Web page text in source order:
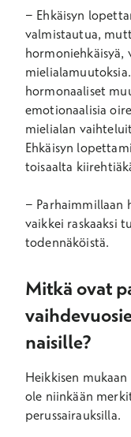
− Ehkäisyn
valmistautua,
hormoniehkäisyä,
hormonaaliset
emotionaalisia
mielialan
Ehkäisyn
toisaalta
− Parhaimmillaan
vaikkei raskaaksi
todennäköistä.
Mitkä ovat
naisille?
Heikkisen
ole niinkään
perussairauksilla.